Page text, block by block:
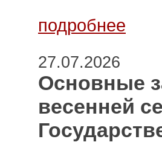
подробнее
27.07.2026
Основные
весенней